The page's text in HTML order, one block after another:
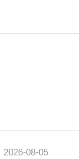
2026-08-05